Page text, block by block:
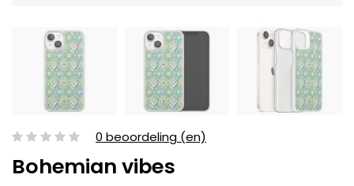
0 beoordeling (en)
Bohemian vibes